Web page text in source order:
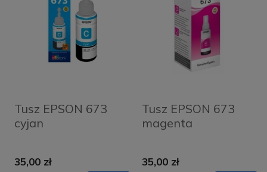
Tusz EPSON 673
cyjan
35,00 zł
Tusz EPSON 673
magenta
35,00 zł